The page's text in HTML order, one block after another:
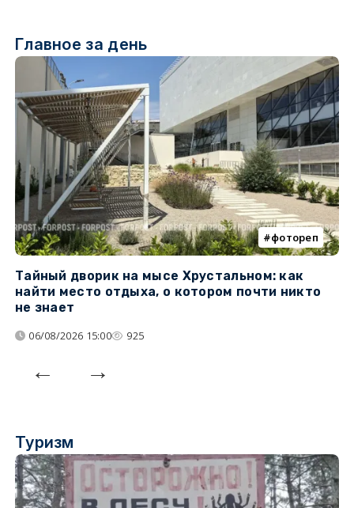
Главное за день
фотореп
Тайный дворик на мысе Хрустальном: как
найти место отдыха, о котором почти никто
не знает
06/08/2026 15:00 925
Туризм